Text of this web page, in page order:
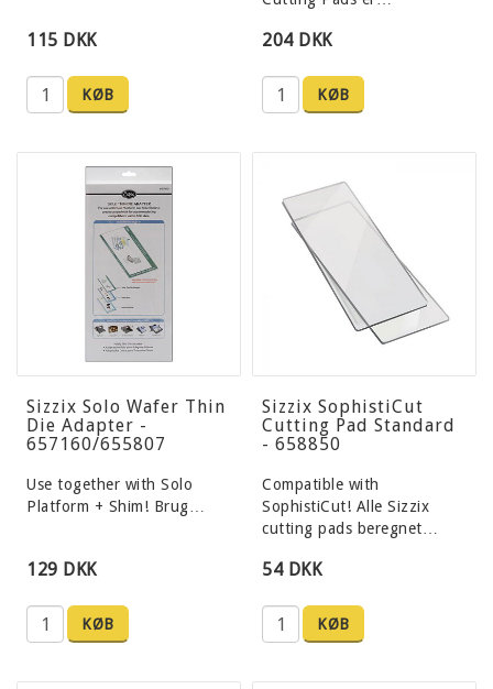
115 DKK
KØB
204 DKK
KØB
Sizzix Solo Wafer Thin
Die Adapter -
657160/655807
Use together with Solo
Platform + Shim! Brug…
129 DKK
KØB
Sizzix SophistiCut
Cutting Pad Standard
- 658850
Compatible with
SophistiCut! Alle Sizzix
cutting pads beregnet…
54 DKK
KØB